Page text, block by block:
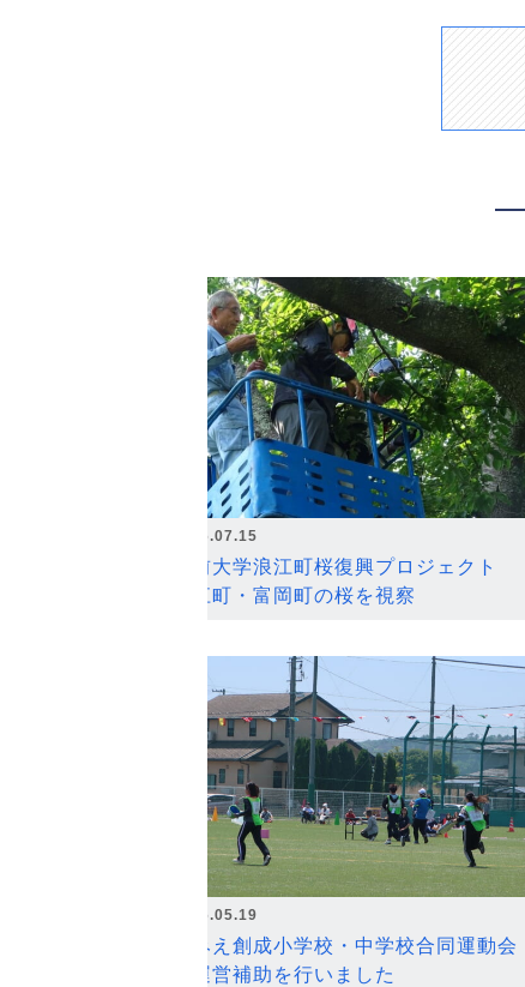
2026.07.15
弘前大学浪江町桜復興プロジェクト
浪江町・富岡町の桜を視察
2026.05.19
なみえ創成小学校・中学校合同運動会
の運営補助を行いました